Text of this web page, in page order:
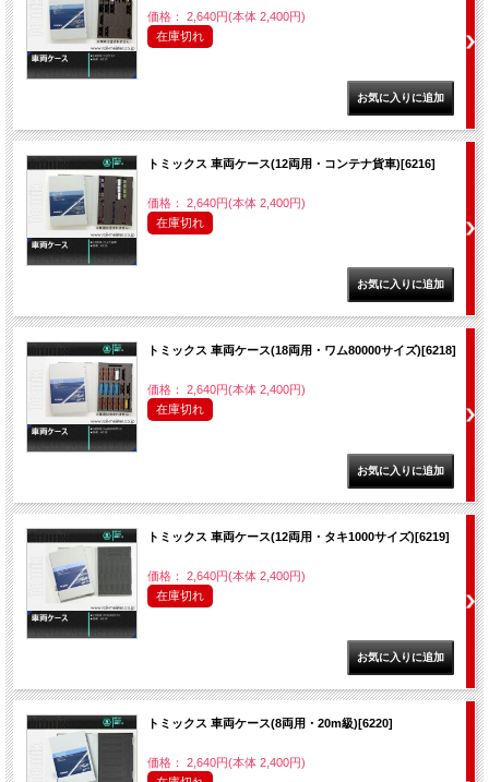
価格： 2,640円(本体 2,400円)
在庫切れ
トミックス 車両ケース(12両用・コンテナ貨車)[6216]
価格： 2,640円(本体 2,400円)
在庫切れ
トミックス 車両ケース(18両用・ワム80000サイズ)[6218]
価格： 2,640円(本体 2,400円)
在庫切れ
トミックス 車両ケース(12両用・タキ1000サイズ)[6219]
価格： 2,640円(本体 2,400円)
在庫切れ
トミックス 車両ケース(8両用・20m級)[6220]
価格： 2,640円(本体 2,400円)